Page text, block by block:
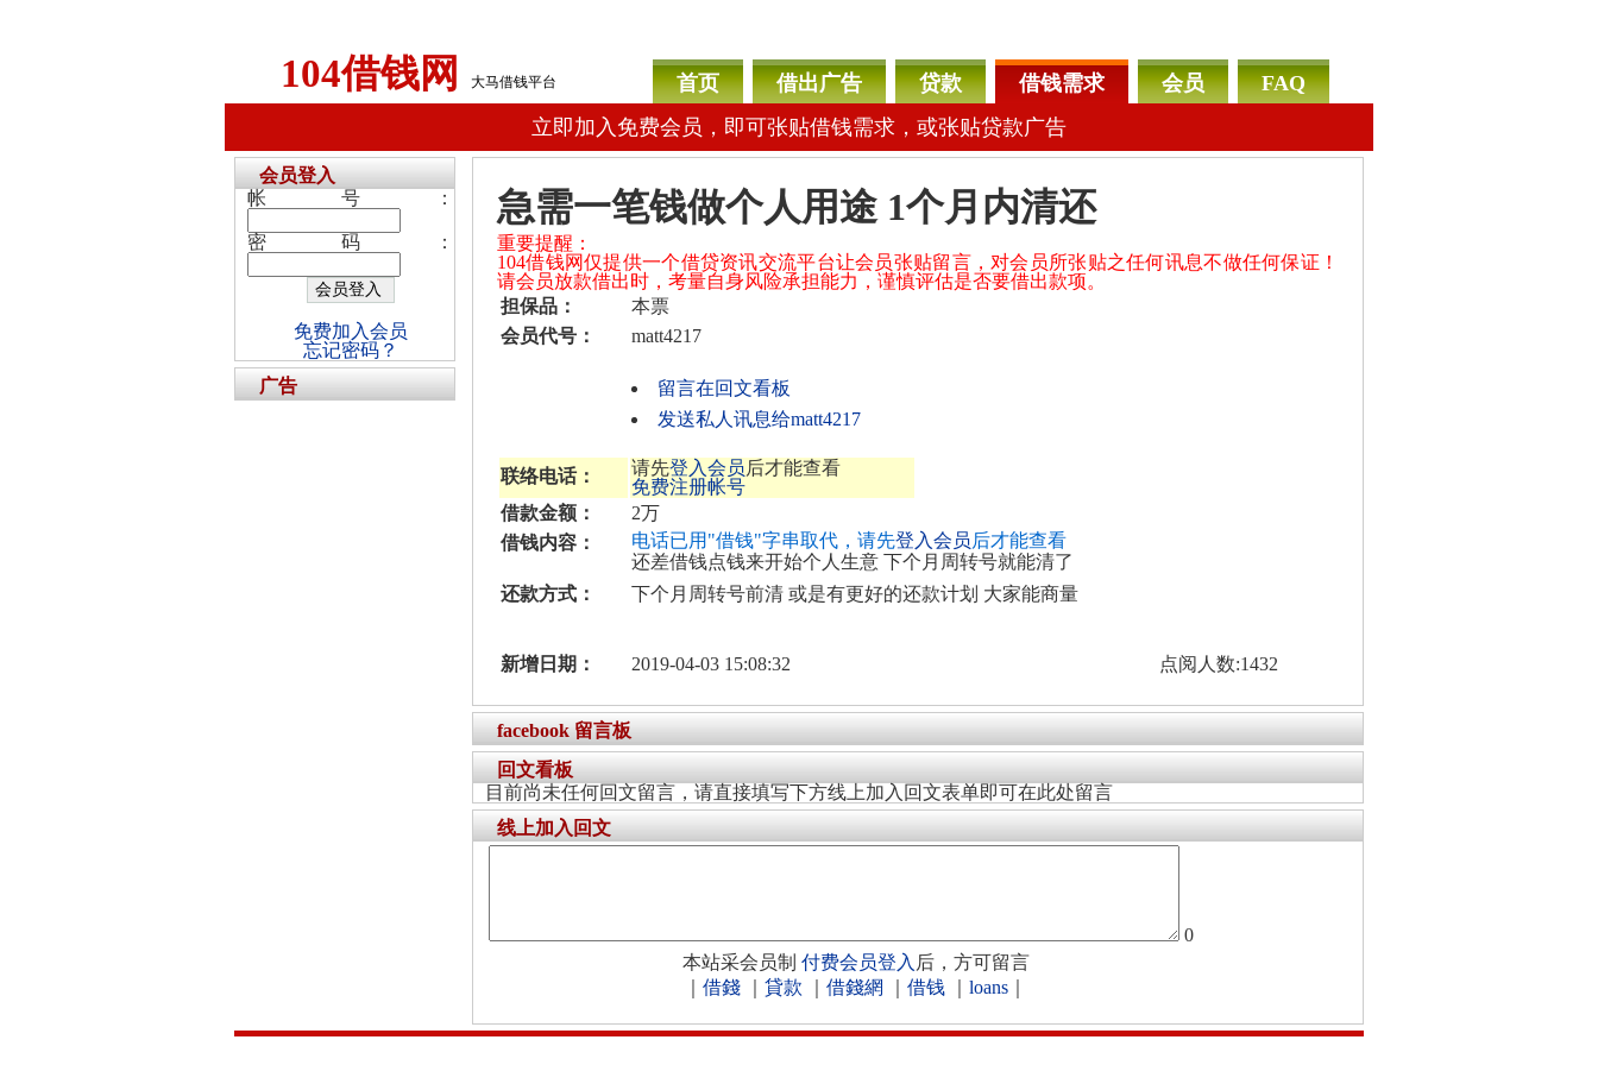
104借钱网 大马借钱平台 首页 借出广告 贷款 借钱需求 会员
FAQ
立即加入免费会员，即可张贴借钱需求，或张贴贷款广告
急需一笔钱做个人用途 1个月内清还
重要提醒：
104借钱网仅提供一个借贷资讯交流平台让会员张贴留言，对会员所张贴之任何讯息不做任何保证！
请会员放款借出时，考量自身风险承担能力，谨慎评估是否要借出款项。
担保品：
本票
会员代号：
matt4217
留言在回文看板
发送私人讯息给matt4217
联络电话： 请先登入会员后才能查看
免费注册帐号
借款金额：
2万
借钱内容：
电话已用"借钱"字串取代，请先登入会员后才能查看
还差借钱点钱来开始个人生意 下个月周转号就能清了
还款方式：
下个月周转号前清 或是有更好的还款计划 大家能商量
新增日期： 2019-04-03 15:08:32 点阅人数:1432
facebook 留言板
回文看板
目前尚未任何回文留言，请直接填写下方线上加入回文表单即可在此处留言
线上加入回文
0
本站采会员制 付费会员登入 后，方可留言
借錢 貸款 借錢網 借钱 loans
会员登入
帐号：
密码：
免费加入会员
忘记密码？
广告